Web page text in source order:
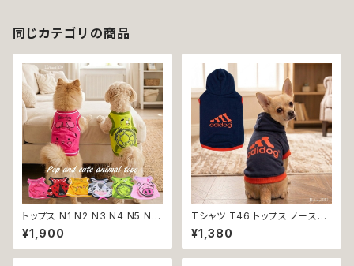
お正月 祭り 七五三 おしゃれ キ
ュート 華やか 送料無料 返品
交換不可
同じカテゴリの商品
トップス N1 N2 N3 N4 N5 N6
うさぎ てんとう虫 ひよこ しまう
ま かめ ぶた ポケット ビビット
ドッグウェア dog 犬 猫 ペット
¥1,900
Tシャツ T46 トップス ノースリ
ーブ ネイビー×オレンジ 紺 橙
スポーティー フード 帽子 犬 猫
ペット 犬服 猫服 犬の服 猫の服
¥1,380